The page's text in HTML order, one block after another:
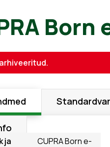
ja
CUPRA Born e-